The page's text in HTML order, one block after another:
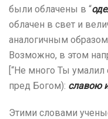
были облачены в “
облачен в свет и
аналогичным
Возможно, в этом
[“Не много Ты умалил
пред Богом): славою
Этими словами